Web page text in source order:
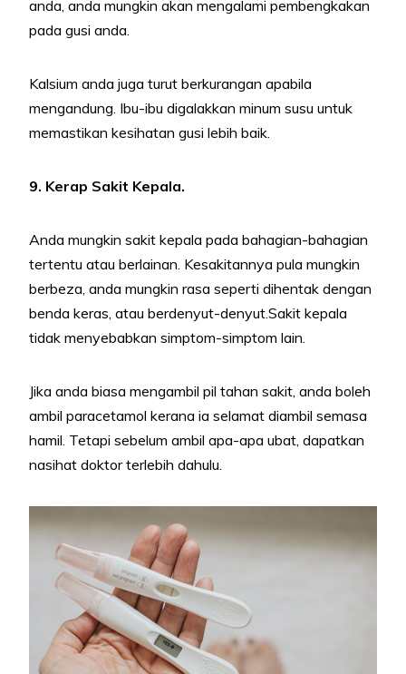
anda, anda mungkin akan mengalami pembengkakan
pada gusi anda.
Kalsium anda juga turut berkurangan apabila
mengandung. Ibu-ibu digalakkan minum susu untuk
memastikan kesihatan gusi lebih baik.
9. Kerap Sakit Kepala.
Anda mungkin sakit kepala pada bahagian-bahagian
tertentu atau berlainan. Kesakitannya pula mungkin
berbeza, anda mungkin rasa seperti dihentak dengan
benda keras, atau berdenyut-denyut.Sakit kepala
tidak menyebabkan simptom-simptom lain.
Jika anda biasa mengambil pil tahan sakit, anda boleh
ambil paracetamol kerana ia selamat diambil semasa
hamil. Tetapi sebelum ambil apa-apa ubat, dapatkan
nasihat doktor terlebih dahulu.